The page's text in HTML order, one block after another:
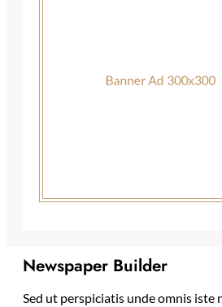
Newspaper Builder
Sed ut perspiciatis unde omnis iste